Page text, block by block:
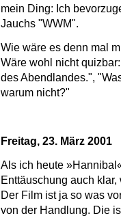
mein Ding: Ich
Jauchs "WWM".
Wie wäre es denn mal
Wäre wohl nicht
des Abendlandes.",
warum nicht?"
Freitag, 23. März 2001
Als ich heute
Enttäuschung auch
Der Film ist ja so was
von der Handlung. Die